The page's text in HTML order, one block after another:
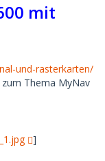
mit
und-rasterkarten/
Thema MyNav
]